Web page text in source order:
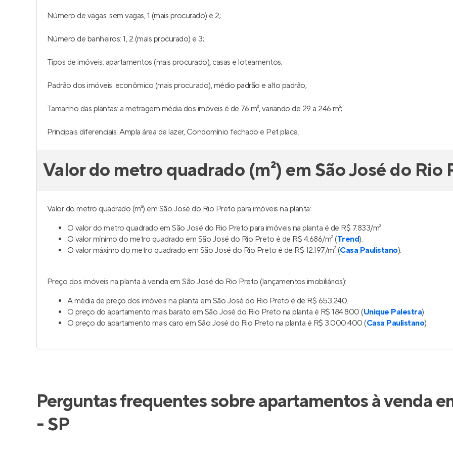
Número de vagas: sem vagas, 1 (mais procurado) e 2;
Número de banheiros: 1, 2 (mais procurado) e 3;
Tipos de imóveis: apartamentos (mais procurado), casas e loteamentos;
Padrão dos imóveis: econômico (mais procurado), médio padrão e alto padrão;
Tamanho das plantas: a metragem média dos imóveis é de 76 m², variando de 29 a 246 m²;
Principais diferenciais: Ampla área de lazer, Condomínio fechado e Pet place.
Valor do metro quadrado (m²) em São José do Rio
Valor do metro quadrado (m²) em São José do Rio Preto para imóveis na planta:
O valor do metro quadrado em São José do Rio Preto para imóveis na planta é de R$ 7.833/m²
O valor mínimo do metro quadrado em São José do Rio Preto é de R$ 4.686/m² (Trend).
O valor máximo do metro quadrado em São José do Rio Preto é de R$ 12.197/m² (Casa Paulistano).
Preço dos imóveis na planta à venda em São José do Rio Preto (lançamentos imobiliários):
A média de preço dos imóveis na planta em São José do Rio Preto é de R$ 653.240.
O preço do apartamento mais barato em São José do Rio Preto na planta é R$ 184.800 (Unique Palestra)
O preço do apartamento mais caro em São José do Rio Preto na planta é R$ 3.000.400 (Casa Paulistano)
Perguntas frequentes sobre apartamentos à venda
- SP